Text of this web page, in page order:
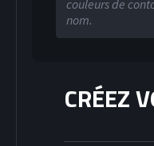
couleurs de
nom.
CRÉEZ